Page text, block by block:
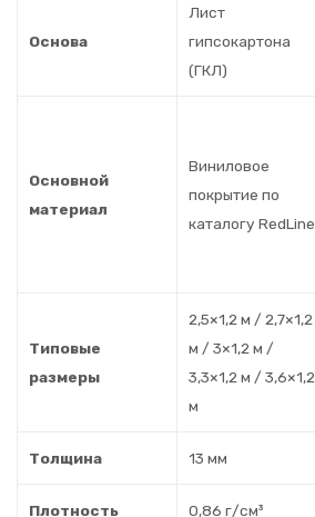
Основа
Лист
гипсокартона
(ГКЛ)
Основной
материал
Виниловое
покрытие по
каталогу RedLine
Типовые
размеры
2,5×1,2 м / 2,7×1,2
м / 3×1,2 м /
3,3×1,2 м / 3,6×1,2
м
Толщина 13 мм
Плотность 0,86 г/см³